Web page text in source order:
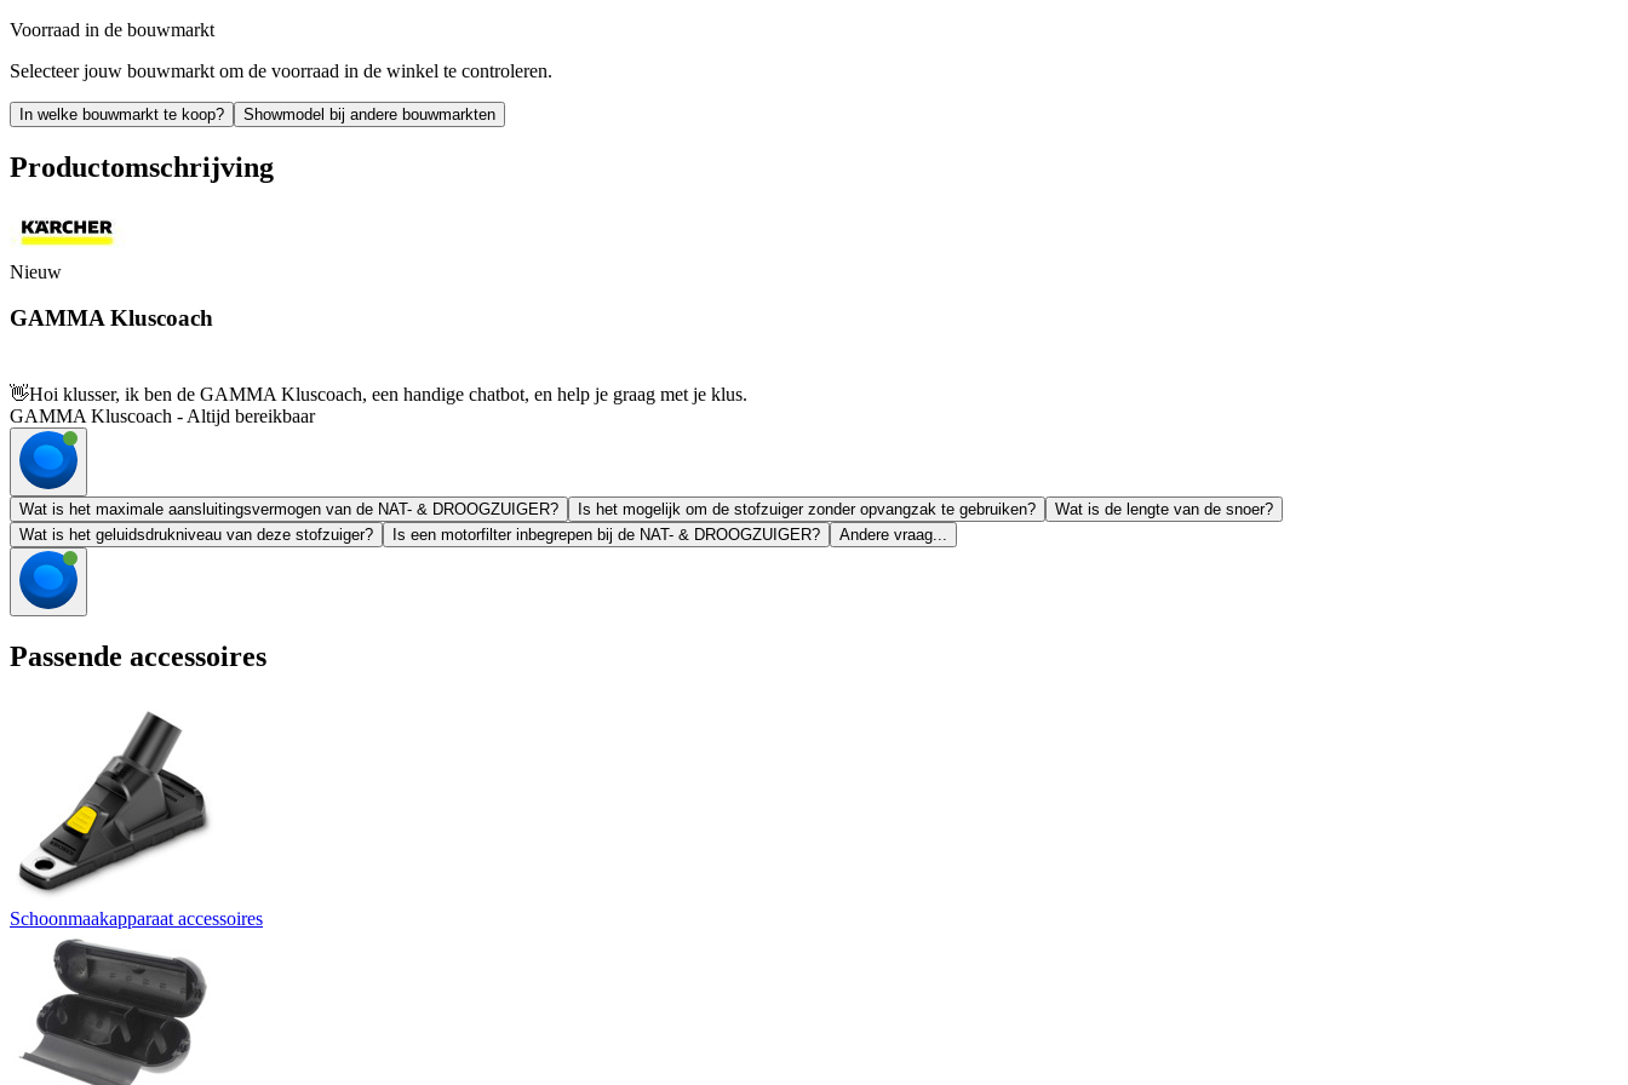
Voorraad in de bouwmarkt
Selecteer jouw bouwmarkt om de voorraad in de winkel te controleren.
In welke bouwmarkt te koop? Showmodel bij andere bouwmarkten
Productomschrijving
Nieuw
GAMMA Kluscoach
👋Hoi klusser, ik ben de GAMMA Kluscoach, een handige chatbot, en help je graag met je klus.
GAMMA Kluscoach - Altijd bereikbaar
Wat is het maximale aansluitingsvermogen van de NAT- & DROOGZUIGER? Is het mogelijk om de stofzuiger zonder opvangzak te gebruiken?
Wat is de lengte van de snoer?
Wat is het geluidsdrukniveau van deze stofzuiger?
Is een motorfilter inbegrepen bij de NAT- & DROOGZUIGER? Andere vraag...
Passende accessoires
Schoonmaakapparaat accessoires